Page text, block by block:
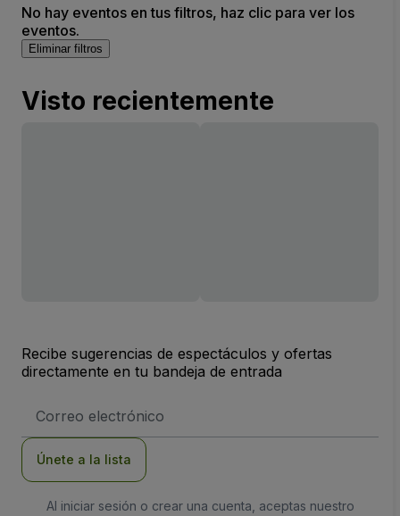
No hay eventos en tus filtros, haz clic para ver los
eventos.
Eliminar filtros
Visto recientemente
Recibe sugerencias de espectáculos y ofertas
directamente en tu bandeja de entrada
de
Únete a la lista
Al iniciar sesión o crear una cuenta, aceptas nuestro